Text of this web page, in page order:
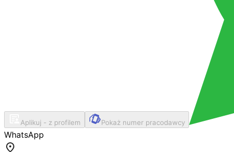
Aplikuj - z profilem Pokaż numer pracodawcy
WhatsApp